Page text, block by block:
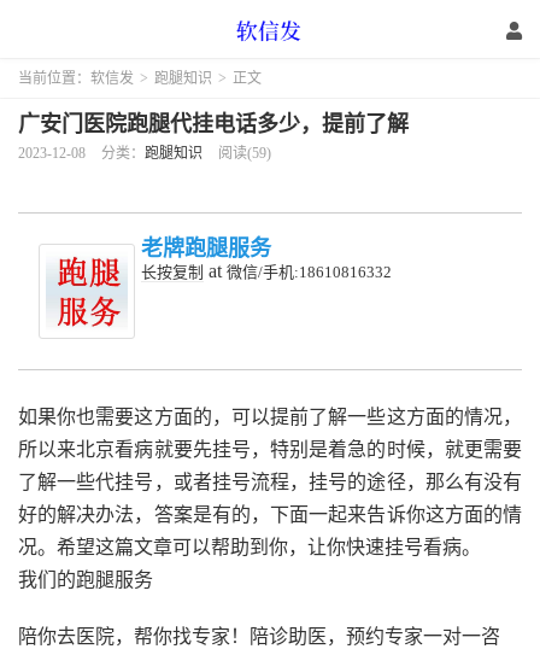
当前位置： 软信发 > 跑腿知识 > 正文
广安门医院跑腿代挂电话多少，提前了解
2023-12-08 分类： 跑腿知识 阅读(59)
老牌跑腿服务
长按复制 at 微信/手机:18610816332
如果你也需要这方面的，可以提前了解一些这方面的情况，
所以来北京看病就要先挂号，特别是着急的时候，就更需要
了解一些代挂号，或者挂号流程，挂号的途径，那么有没有
好的解决办法，答案是有的，下面一起来告诉你这方面的情
况。希望这篇文章可以帮助到你，让你快速挂号看病。
我们的跑腿服务
陪你去医院，帮你找专家！陪诊助医，预约专家一对一咨